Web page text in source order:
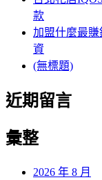
款
加盟什麼最
資
(無標題)
近期留言
彙整
2026 年 8 月